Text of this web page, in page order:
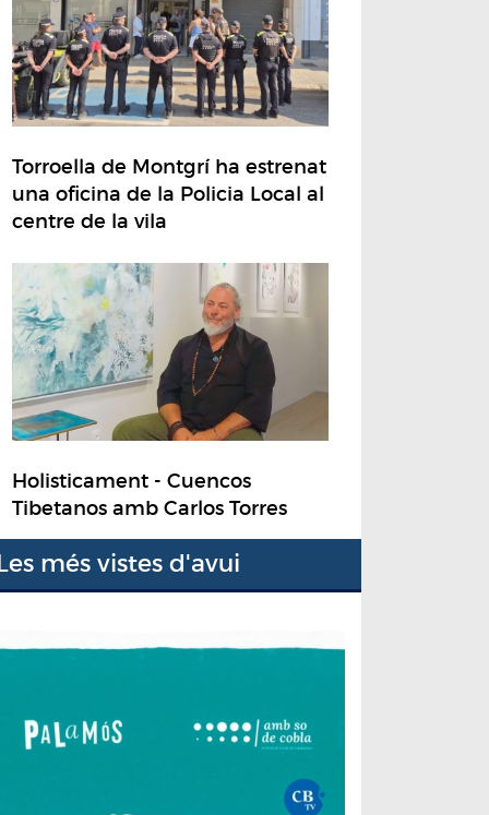
Torroella de Montgrí ha estrenat
una oficina de la Policia Local al
centre de la vila
Holisticament - Cuencos
Tibetanos amb Carlos Torres
més vistes d'avui